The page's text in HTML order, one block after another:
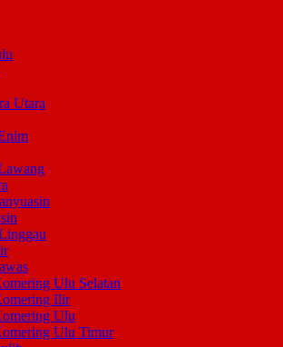
Utara
Ulu Selatan
Ilir
Ulu
Ulu Timur